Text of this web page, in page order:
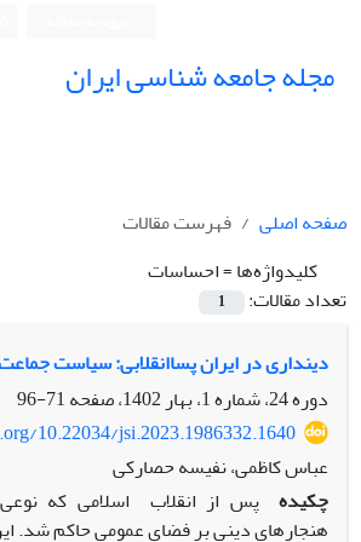
مجله جامعه شناسی ایران
صفحه اصلی
فهرست مقالات
کلیدواژه‌ها =احساسات
تعداد مقالات:
1
دینداری در ایران پساانقلابی: سیاست
دوره 24، شماره 1، بهار 1402، صفحه
71-96
10.22034/jsi.2023.1986332.1640
عباس کاظمی، نفیسه حصارکی
چکیده پس از انقلاب اسلامی که
هنجارهای دینی بر فضای عمومی حاکم شد.